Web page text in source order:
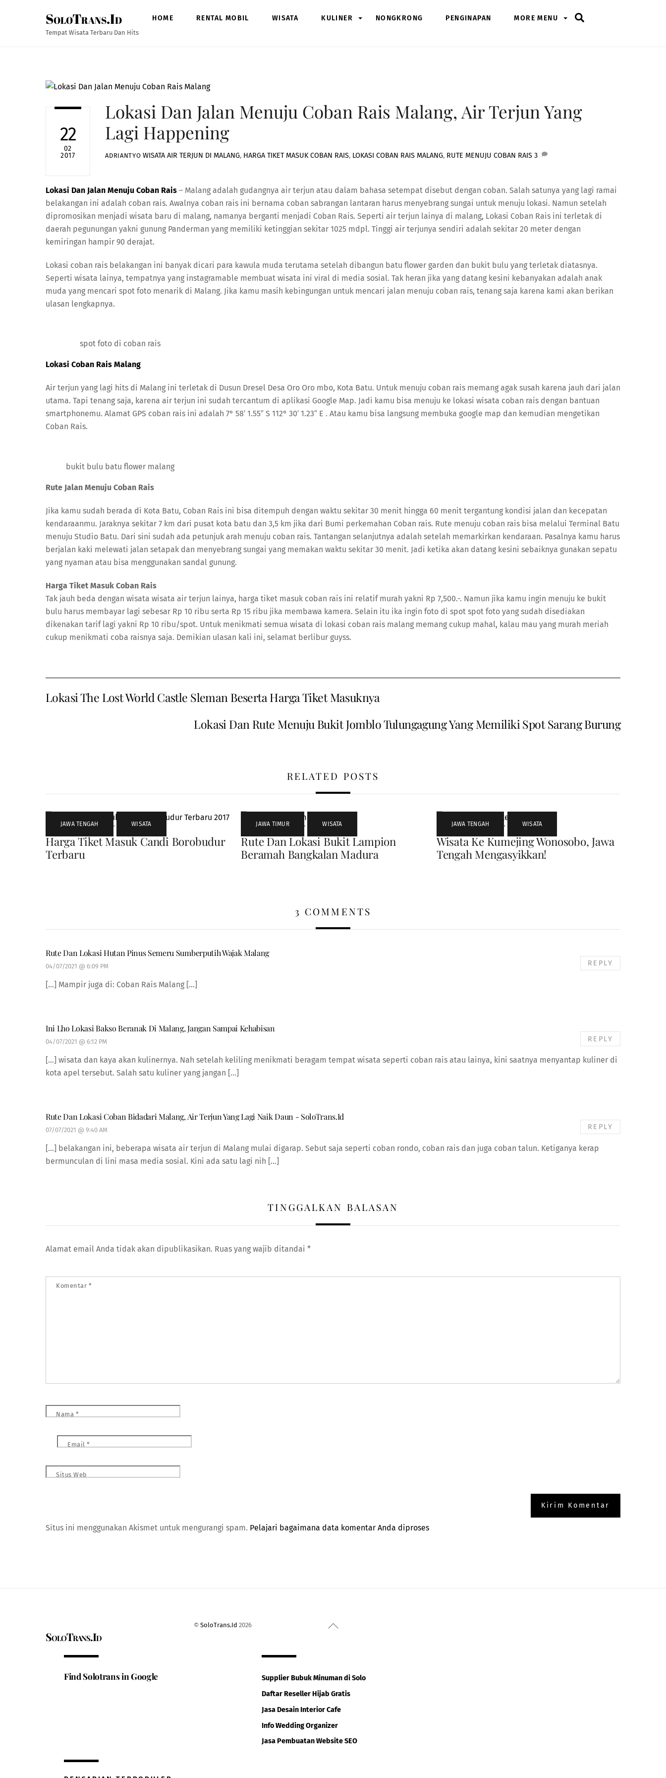
SoloTrans.Id
Tempat Wisata Terbaru Dan Hits
HOME RENTAL MOBIL WISATA KULINER NONGKRONG PENGINAPAN MORE MENU
22
02
2017
Lokasi Dan Jalan Menuju Coban Rais Malang, Air Terjun Yang
Lagi Happening
ADRIANTYO WISATA AIR TERJUN DI MALANG, HARGA TIKET MASUK COBAN RAIS, LOKASI COBAN RAIS MALANG, RUTE MENUJU COBAN RAIS 3
Lokasi Dan Jalan Menuju Coban Rais – Malang adalah gudangnya air terjun atau dalam bahasa setempat disebut dengan coban. Salah satunya yang lagi ramai
belakangan ini adalah coban rais. Awalnya coban rais ini bernama coban sabrangan lantaran harus menyebrang sungai untuk menuju lokasi. Namun setelah
dipromosikan menjadi wisata baru di malang, namanya berganti menjadi Coban Rais. Seperti air terjun lainya di malang, Lokasi Coban Rais ini terletak di
daerah pegunungan yakni gunung Panderman yang memiliki ketinggian sekitar 1025 mdpl. Tinggi air terjunya sendiri adalah sekitar 20 meter dengan
kemiringan hampir 90 derajat.
Lokasi coban rais belakangan ini banyak dicari para kawula muda terutama setelah dibangun batu flower garden dan bukit bulu yang terletak diatasnya.
Seperti wisata lainya, tempatnya yang instagramable membuat wisata ini viral di media sosial. Tak heran jika yang datang kesini kebanyakan adalah anak
muda yang mencari spot foto menarik di Malang. Jika kamu masih kebingungan untuk mencari jalan menuju coban rais, tenang saja karena kami akan berikan
ulasan lengkapnya.
spot foto di coban rais
Lokasi Coban Rais Malang
Air terjun yang lagi hits di Malang ini terletak di Dusun Dresel Desa Oro Oro mbo, Kota Batu. Untuk menuju coban rais memang agak susah karena jauh dari jalan
utama. Tapi tenang saja, karena air terjun ini sudah tercantum di aplikasi Google Map. Jadi kamu bisa menuju ke lokasi wisata coban rais dengan bantuan
smartphonemu. Alamat GPS coban rais ini adalah 7° 58′ 1.55″ S 112° 30′ 1.23″ E . Atau kamu bisa langsung membuka google map dan kemudian mengetikan
Coban Rais.
bukit bulu batu flower malang
Rute Jalan Menuju Coban Rais
Jika kamu sudah berada di Kota Batu, Coban Rais ini bisa ditempuh dengan waktu sekitar 30 menit hingga 60 menit tergantung kondisi jalan dan kecepatan
kendaraanmu. Jaraknya sekitar 7 km dari pusat kota batu dan 3,5 km jika dari Bumi perkemahan Coban rais. Rute menuju coban rais bisa melalui Terminal Batu
menuju Studio Batu. Dari sini sudah ada petunjuk arah menuju coban rais. Tantangan selanjutnya adalah setelah memarkirkan kendaraan. Pasalnya kamu harus
berjalan kaki melewati jalan setapak dan menyebrang sungai yang memakan waktu sekitar 30 menit. Jadi ketika akan datang kesini sebaiknya gunakan sepatu
yang nyaman atau bisa menggunakan sandal gunung.
Harga Tiket Masuk Coban Rais
Tak jauh beda dengan wisata wisata air terjun lainya, harga tiket masuk coban rais ini relatif murah yakni Rp 7,500.-. Namun jika kamu ingin menuju ke bukit
bulu harus membayar lagi sebesar Rp 10 ribu serta Rp 15 ribu jika membawa kamera. Selain itu ika ingin foto di spot spot foto yang sudah disediakan
dikenakan tarif lagi yakni Rp 10 ribu/spot. Untuk menikmati semua wisata di lokasi coban rais malang memang cukup mahal, kalau mau yang murah meriah
cukup menikmati coba raisnya saja. Demikian ulasan kali ini, selamat berlibur guyss.
Lokasi The Lost World Castle Sleman Beserta Harga Tiket Masuknya
Lokasi Dan Rute Menuju Bukit Jomblo Tulungagung Yang Memiliki Spot Sarang Burung
RELATED POSTS
JAWA TENGAH , WISATA
Harga Tiket Masuk Candi Borobudur
Terbaru
JAWA TIMUR , WISATA
Rute Dan Lokasi Bukit Lampion
Beramah Bangkalan Madura
JAWA TENGAH , WISATA
Wisata Ke Kumejing Wonosobo, Jawa
Tengah Mengasyikkan!
3 COMMENTS
Rute Dan Lokasi Hutan Pinus Semeru Sumberputih Wajak Malang
04/07/2021 @ 6:09 PM
[…] Mampir juga di: Coban Rais Malang […]
REPLY
Ini Lho Lokasi Bakso Beranak Di Malang, Jangan Sampai Kehabisan
04/07/2021 @ 6:12 PM
[…] wisata dan kaya akan kulinernya. Nah setelah keliling menikmati beragam tempat wisata seperti coban rais atau lainya, kini saatnya menyantap kuliner di
kota apel tersebut. Salah satu kuliner yang jangan […]
REPLY
Rute Dan Lokasi Coban Bidadari Malang, Air Terjun Yang Lagi Naik Daun - SoloTrans.Id
07/07/2021 @ 9:40 AM
[…] belakangan ini, beberapa wisata air terjun di Malang mulai digarap. Sebut saja seperti coban rondo, coban rais dan juga coban talun. Ketiganya kerap
bermunculan di lini masa media sosial. Kini ada satu lagi nih […]
REPLY
TINGGALKAN BALASAN
Alamat email Anda tidak akan dipublikasikan. Ruas yang wajib ditandai *
Komentar *
Nama *
Email*
Situs Web
Situs ini menggunakan Akismet untuk mengurangi spam. Pelajari bagaimana data komentar Anda diproses
Back
SoloTrans.Id
©SoloTrans.Id 2026
Find Solotrans in Google
Supplier Bubuk Minuman di Solo
Daftar Reseller Hijab Gratis
Jasa Desain Interior Cafe
Info Wedding Organizer
Jasa Pembuatan Website SEO